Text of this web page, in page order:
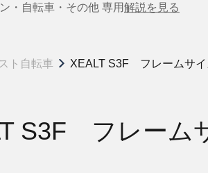
・自転車・その他 専用解説を見る
ト自転車 XEALT S3F フレームサイ
S3F フレーム